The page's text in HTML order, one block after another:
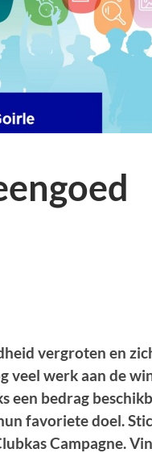
vergroten en
veel werk aan de
een bedrag
favoriete doel.
Campagne.